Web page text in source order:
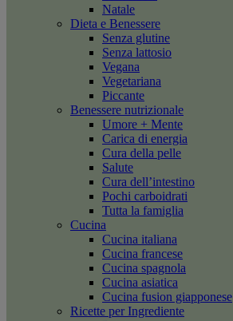
Natale
Dieta e Benessere
Senza glutine
Senza lattosio
Vegana
Vegetariana
Piccante
Benessere nutrizionale
Umore + Mente
Carica di energia
Cura della pelle
Salute
Cura dell’intestino
Pochi carboidrati
Tutta la famiglia
Cucina
Cucina italiana
Cucina francese
Cucina spagnola
Cucina asiatica
Cucina fusion giapponese
Ricette per Ingrediente